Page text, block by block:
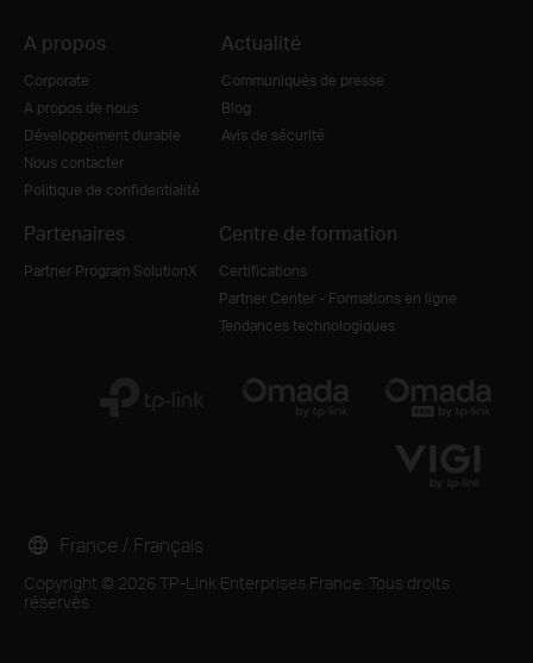
A propos
Corporate
A propos de nous
Développement durable
Nous contacter
Politique de confidentialité
Actualité
Communiqués de presse
Blog
Avis de sécurité
Partenaires
Partner Program SolutionX
Centre de formation
Certifications
Partner Center - Formations en ligne
Tendances technologiques
Copyright © 2026 TP-Link Enterprises France. Tous droits
réservés.
France / Français